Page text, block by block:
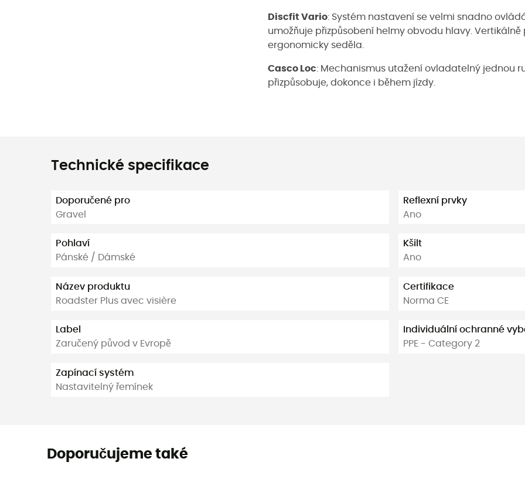
Discfit Vario: Systém nastavení se velmi snadno
umožňuje přizpůsobení helmy obvodu hlavy.
ergonomicky seděla.
Casco Loc: Mechanismus utažení ovladatelný jednou
přizpůsobuje, dokonce i během jízdy.
Technické specifikace
Doporučené pro
Gravel
Pohlaví
Pánské / Dámské
Název produktu
Roadster Plus avec visière
Label
Zaručený původ v Evropě
Zapínací systém
Nastavitelný řemínek
Reflexní prvky
Ano
Kšilt
Ano
Certifikace
Norma CE
Individuální ochranné
PPE - Category 2
Doporučujeme také